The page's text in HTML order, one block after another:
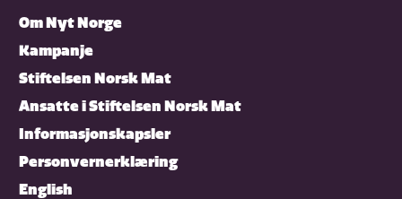
Om Nyt Norge
Kampanje
Stiftelsen Norsk Mat
Ansatte i Stiftelsen Norsk Mat
Informasjonskapsler
Personvernerklæring
English